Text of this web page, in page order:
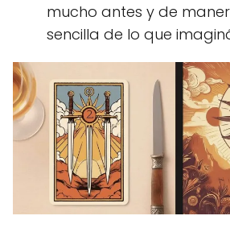
mucho antes y de
sencilla de lo que